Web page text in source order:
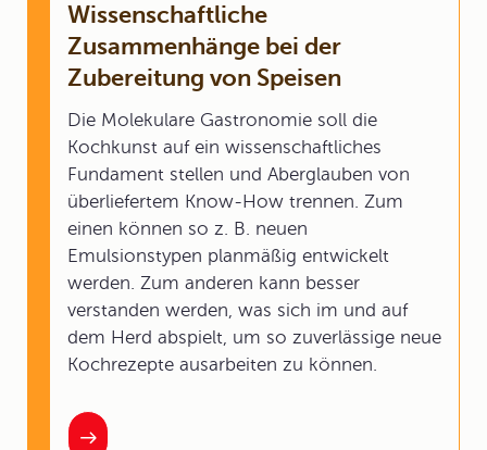
Wissenschaftliche
Zusammenhänge bei der
Zubereitung von Speisen
Die Molekulare Gastronomie soll die
Kochkunst auf ein wissenschaftliches
Fundament stellen und Aberglauben von
überliefertem Know-How trennen. Zum
einen können so z. B. neuen
Emulsionstypen planmäßig entwickelt
werden. Zum anderen kann besser
verstanden werden, was sich im und auf
dem Herd abspielt, um so zuverlässige neue
Kochrezepte ausarbeiten zu können.